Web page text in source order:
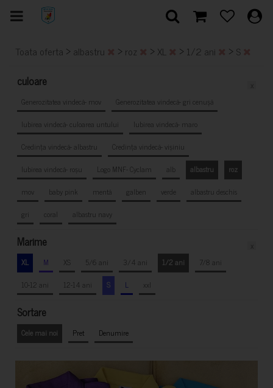
Toata oferta > albastru > roz > XL > 1/2 ani > S
culoare
Generozitatea vindecă- mov
Generozitatea vindecă- gri cenușă
Iubirea vindecă- culoarea untului
Iubirea vindecă- maro
Credința vindecă- albastru
Credința vindecă- vișiniu
Iubirea vindecă- roșu
Logo MNF- Cyclam alb albastru
roz
mov
baby pink mentă galben verde
albastru deschis
gri
coral albastru navy
Marime
XL M XS 5/6 ani 3/4 ani 1/2 ani
7/8 ani
10-12 ani
12-14 ani S L xxl
Sortare
Cele mai noi Pret Denumire